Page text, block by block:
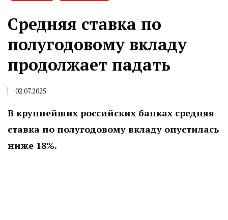
Средняя ставка по
полугодовому вкладу
продолжает падать
02.07.2025
В крупнейших российских банках средняя
ставка по полугодовому вкладу опустилась
ниже 18%.